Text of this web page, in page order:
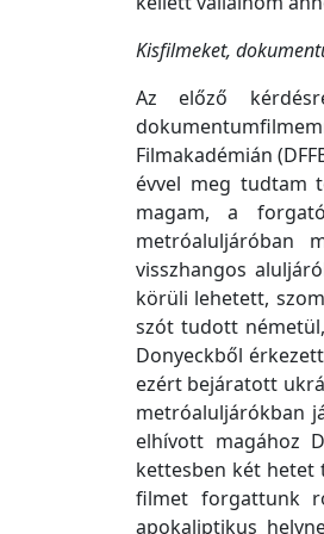
Kisfilmeket,
Az előző
Filmakadémián
évvel meg tudtam
magam, a
metróaluljáróban
visszhangos
körüli lehetett,
szót tudott
Donyeckből
ezért bejáratott
metróaluljárókban
elhívott magához
kettesben két hetet
filmet forgattunk
apokaliptikus